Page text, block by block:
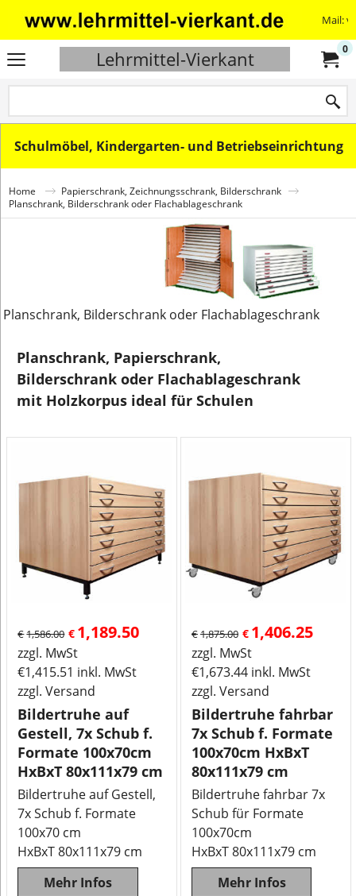
Mail:
Lehrmittel-Vierkant 0
Schulmöbel, Kindergarten- und Betriebseinrichtung
Home
Papierschrank, Zeichnungsschrank, Bilderschrank
Planschrank, Bilderschrank oder Flachablageschrank
Planschrank, Bilderschrank oder Flachablageschrank
Planschrank, Papierschrank,
Bilderschrank oder Flachablageschrank
mit Holzkorpus ideal für Schulen
€1,586.00 € 1,189.50
zzgl. MwSt
€1,415.51 inkl. MwSt
zzgl. Versand
Bildertruhe auf
Gestell, 7x Schub f.
Formate 100x70cm
HxBxT 80x111x79 cm
Bildertruhe auf Gestell,
7x Schub f. Formate
100x70 cm
HxBxT 80x111x79 cm
Mehr Infos
€1,875.00 € 1,406.25
zzgl. MwSt
€1,673.44 inkl. MwSt
zzgl. Versand
Bildertruhe fahrbar
7x Schub f. Formate
100x70cm HxBxT
80x111x79 cm
Bildertruhe fahrbar 7x
Schub für Formate
100x70cm
HxBxT 80x111x79 cm
Mehr Infos